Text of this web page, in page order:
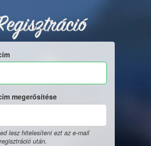
megerősítése
lesz hitelesíteni ezt az e-mail
után.